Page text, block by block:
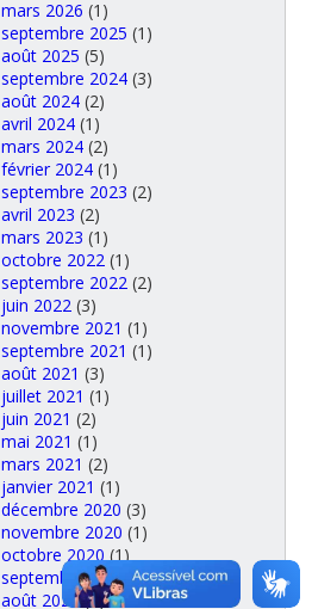
mars 2026 (1)
septembre 2025 (1)
août 2025 (5)
septembre 2024(3)
août 2024(2)
avril 2024(1)
mars 2024(2)
février 2024(1)
septembre 2023 (2)
avril 2023 (2)
mars 2023 (1)
octobre 2022 (1)
septembre 2022 (2)
juin 2022 (3)
novembre 2021 (1)
septembre 2021 (1)
août 2021 (3)
juillet 2021 (1)
juin 2021 (2)
mai 2021 (1)
mars 2021 (2)
janvier 2021 (1)
décembre 2020 (3)
novembre 2020 (1)
octobre 2020 (1)
septembre 2020 (2)
août 2020(2)